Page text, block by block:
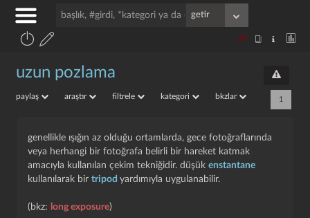
uzun pozlama
paylaş araştır filtrele kategori bkzlar 1
genellikle ışığın az olduğu ortamlarda, gece fotoğraflarında
veya herhangi bir fotoğrafa belirli bir hareket katmak
amacıyla kullanılan çekim tekniğidir. düşük enstantane
kullanılarak bir tripod yardımıyla uygulanabilir.
(bkz: long exposure)